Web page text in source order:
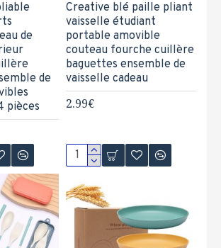
de
de
pièces
Creative blé paille pliant
vaisselle étudiant
portable amovible
couteau fourche cuillère
baguettes ensemble de
vaisselle cadeau
2.99€